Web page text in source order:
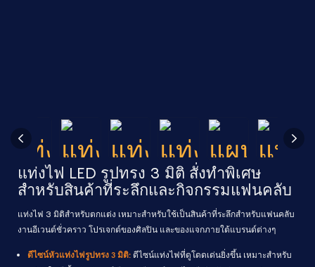
แท่งไฟ LED รูปทรง 3 มิติ สั่งทำพิเศษ
สำหรับสินค้าที่ระลึกและกิจกรรมแฟนคลับ
แท่งไฟ 3 มิติสำหรับตกแต่ง เหมาะสำหรับใช้เป็นสินค้าที่ระลึกสำหรับแฟนคลับ
งานอีเวนต์ชั่วคราว โปรเจกต์ของศิลปิน และของแจกภายใต้แบรนด์ต่างๆ
ดีไซน์หัวแท่งไฟรูปทรง 3 มิติ: ดีไซน์แท่งไฟที่ดูโดดเด่นยิ่งขึ้น เหมาะสำหรับ